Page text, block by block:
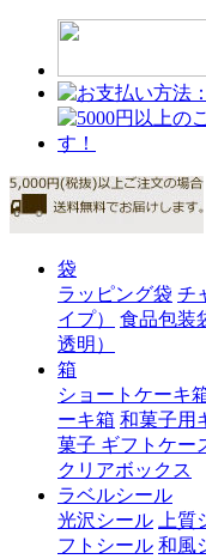
袋
ラッピング袋 チ
イプ）
食品包装
透明）
箱
ショートケーキ
ーキ箱 和菓子用
菓子 ギフトケー
クリアボックス
ラベルシール
光沢シール
上質
フトシール 和風